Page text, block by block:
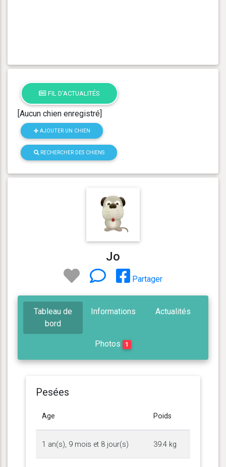
FIL D'ACTUALITÉS
[Aucun chien enregistré]
AJOUTER UN CHIEN
RECHERCHER DES CHIENS
Jo
Partager
Tableau de
bord
Informations Actualités
Photos 1
Pesées
Age Poids
1 an(s), 9 mois et 8 jour(s) 39.4 kg